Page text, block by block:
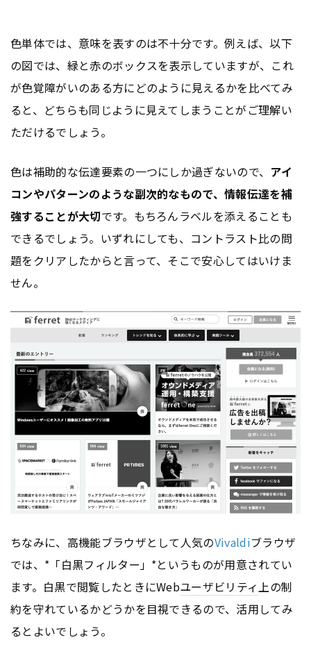
色単体では、意味を表すのは不十分です。例えば、以下
の図では、緑と赤のボックスを表示していますが、これ
が色覚障がいのある方にどのように見えるかを比べてみ
ると、どちらも同じように見えてしまうことがご理解い
ただけるでしょう。
色は補助的な伝達要素の一つにしか過ぎないので、 アイ
コンやパターンのような副次的なもので、情報伝達を補
強することが大切です。もちろんラベルを添えることも
できるでしょう。いずれにしても、コントラスト比の問
題をクリアしたからと言って、そこで安心してはいけま
せん。
ちなみに、高機能ブラウザとして人気のVivaldiブラウザ
では、*「白黒フィルター」*というものが用意されてい
ます。白黒で閲覧したときにWebユーザビリティ 上の制
約を守れているかどうかを目視できるので、活用してみ
るとよいでしょう。